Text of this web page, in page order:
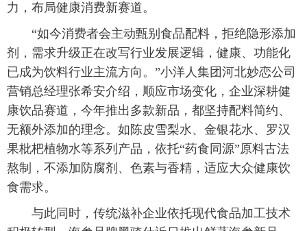
力，布局健康消费新赛道。
“如今消费者会主动甄别食品配料，拒绝隐形添加
剂，需求升级正在改写行业发展逻辑，健康、功能化
已成为饮料行业主流方向。”小洋人集团河北妙恋公司
营销总经理张希安介绍，顺应市场变化，企业深耕健
康饮品赛道，今年推出多款新品，都坚持配料简约、
无额外添加的理念。如陈皮雪梨水、金银花水、罗汉
果枇杷植物水等系列产品，依托“药食同源”原料古法
熬制，不添加防腐剂、色素与香精，适应大众健康饮
食需求。
与此同时，传统滋补企业依托现代食品加工技术